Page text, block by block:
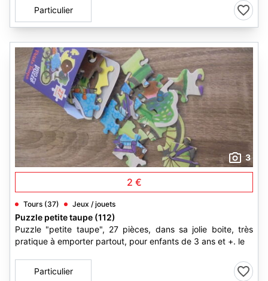
Particulier
3
2 €
Tours (37) Jeux / jouets
Puzzle petite taupe (112)
Puzzle "petite taupe", 27 pièces, dans sa jolie boite, très
pratique à emporter partout, pour enfants de 3 ans et +. le
Particulier